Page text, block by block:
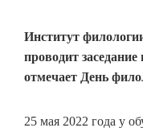
Институт
проводит
отмечает День
25 мая 2022 года у